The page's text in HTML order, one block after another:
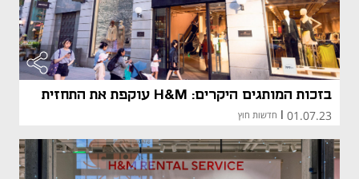
בזכות המותגים היקרים: H&M עוקפת את התחזית
01.07.23 חדשות חוץ